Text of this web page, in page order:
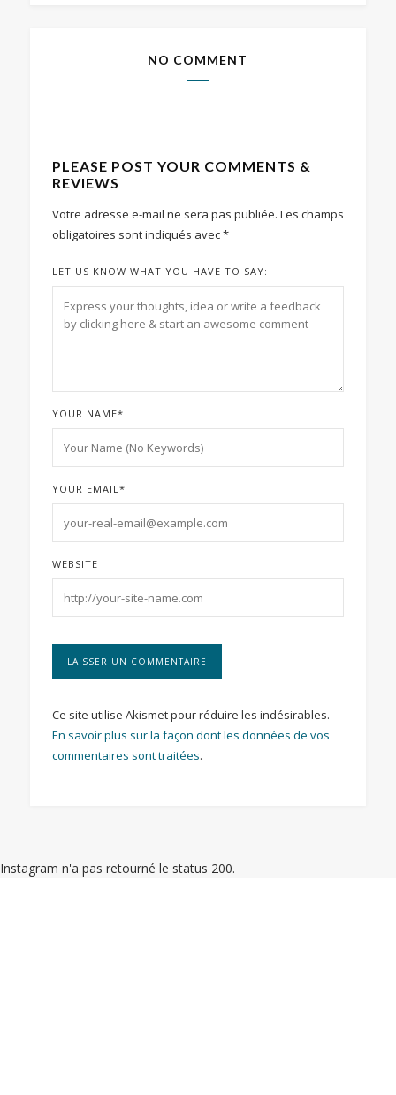
NO COMMENT
PLEASE POST YOUR COMMENTS &
REVIEWS
Votre adresse e-mail ne sera pas publiée. Les champs
obligatoires sont indiqués avec*
LET US KNOW WHAT YOU HAVE TO SAY:
YOUR NAME*
YOUR EMAIL*
WEBSITE
Ce site utilise Akismet pour réduire les indésirables.
En savoir plus sur la façon dont les données de vos
commentaires sont traitées.
Instagram n'a pas retourné le status 200.